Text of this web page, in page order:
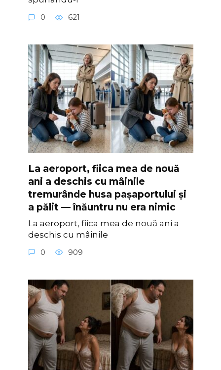
0 621
La aeroport, fiica mea de nouă
ani a deschis cu mâinile
tremurânde husa pașaportului și
a pălit — înăuntru nu era nimic
La aeroport, fiica mea de nouă ani a
deschis cu mâinile
0 909